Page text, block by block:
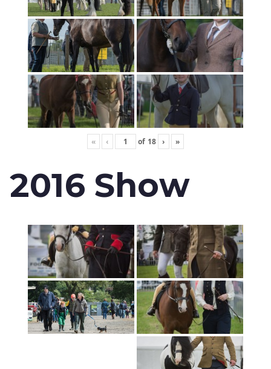
« ‹ of 18 › »
2016 Show